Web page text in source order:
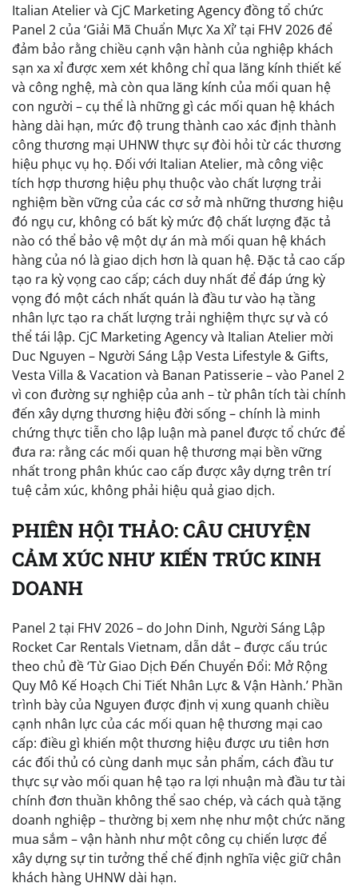
Italian Atelier và CjC Marketing Agency đồng tổ chức
Panel 2 của ‘Giải Mã Chuẩn Mực Xa Xỉ’ tại FHV 2026 để
đảm bảo rằng chiều cạnh vận hành của nghiệp khách
sạn xa xỉ được xem xét không chỉ qua lăng kính thiết kế
và công nghệ, mà còn qua lăng kính của mối quan hệ
con người – cụ thể là những gì các mối quan hệ khách
hàng dài hạn, mức độ trung thành cao xác định thành
công thương mại UHNW thực sự đòi hỏi từ các thương
hiệu phục vụ họ. Đối với Italian Atelier, mà công việc
tích hợp thương hiệu phụ thuộc vào chất lượng trải
nghiệm bền vững của các cơ sở mà những thương hiệu
đó ngụ cư, không có bất kỳ mức độ chất lượng đặc tả
nào có thể bảo vệ một dự án mà mối quan hệ khách
hàng của nó là giao dịch hơn là quan hệ. Đặc tả cao cấp
tạo ra kỳ vọng cao cấp; cách duy nhất để đáp ứng kỳ
vọng đó một cách nhất quán là đầu tư vào hạ tầng
nhân lực tạo ra chất lượng trải nghiệm thực sự và có
thể tái lập. CjC Marketing Agency và Italian Atelier mời
Duc Nguyen – Người Sáng Lập Vesta Lifestyle & Gifts,
Vesta Villa & Vacation và Banan Patisserie – vào Panel 2
vì con đường sự nghiệp của anh – từ phân tích tài chính
đến xây dựng thương hiệu đời sống – chính là minh
chứng thực tiễn cho lập luận mà panel được tổ chức để
đưa ra: rằng các mối quan hệ thương mại bền vững
nhất trong phân khúc cao cấp được xây dựng trên trí
tuệ cảm xúc, không phải hiệu quả giao dịch.
PHIÊN HỘI THẢO: CÂU CHUYỆN
CẢM XÚC NHƯ KIẾN TRÚC KINH
DOANH
Panel 2 tại FHV 2026 – do John Dinh, Người Sáng Lập
Rocket Car Rentals Vietnam, dẫn dắt – được cấu trúc
theo chủ đề ‘Từ Giao Dịch Đến Chuyển Đổi: Mở Rộng
Quy Mô Kế Hoạch Chi Tiết Nhân Lực & Vận Hành.’ Phần
trình bày của Nguyen được định vị xung quanh chiều
cạnh nhân lực của các mối quan hệ thương mại cao
cấp: điều gì khiến một thương hiệu được ưu tiên hơn
các đối thủ có cùng danh mục sản phẩm, cách đầu tư
thực sự vào mối quan hệ tạo ra lợi nhuận mà đầu tư tài
chính đơn thuần không thể sao chép, và cách quà tặng
doanh nghiệp – thường bị xem nhẹ như một chức năng
mua sắm – vận hành như một công cụ chiến lược để
xây dựng sự tin tưởng thể chế định nghĩa việc giữ chân
khách hàng UHNW dài hạn.